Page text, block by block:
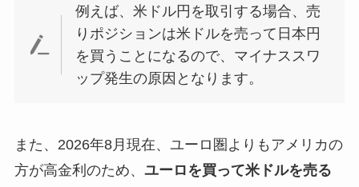
例えば、米ドル円を取引する場合、売
りポジションは米ドルを売って日本円
を買うことになるので、マイナススワ
ップ発生の原因となります。
また、2026年8月現在、ユーロ圏よりもアメリカの
方が高金利のため、 ユーロを買って米ドルを売る